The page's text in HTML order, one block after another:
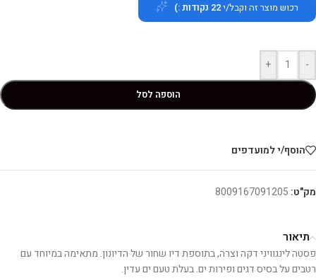
רכוש מוצר זה וקבל/י22 נקודות :)
-
+
הוספה לסל
הוסף/י למועדפים
מק"ט: 8009167091205
תיאור
פסטה לינגוויני דקה וצרה, בתוספת דיו שחור של הדיונון. מתאימה במיוחד עם
רטבים על בסיס דגים ופירות ים. בעלת טעם ים עדין.